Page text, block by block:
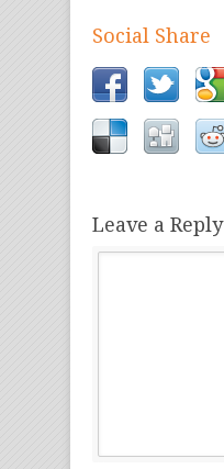
Social Share
Leave a Reply